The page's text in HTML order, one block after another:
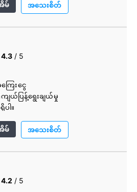
ဖောက်သည်ပံ့ပိုးမှု
မ် အသေးစိတ်
4.3 / 5
ေးငွေ
ျယ်ပြန့်ရွေးချယ်မှု
ါ။
မ် အသေးစိတ်
4.2 / 5